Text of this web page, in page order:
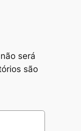
será
são